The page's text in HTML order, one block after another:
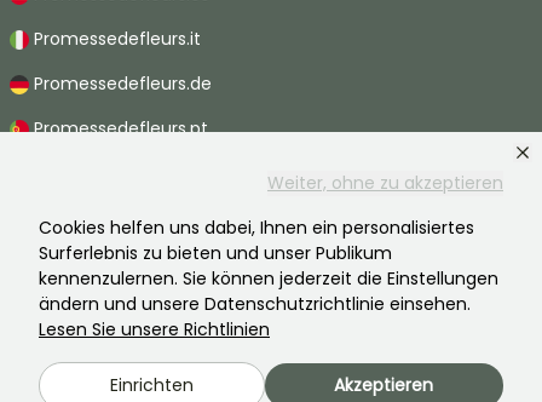
Weiter, ohne zu akzeptieren
Cookies helfen uns dabei, Ihnen ein personalisiertes
Surferlebnis zu bieten und unser Publikum
kennenzulernen. Sie können jederzeit die Einstellungen
ändern und unsere Datenschutzrichtlinie einsehen.
Lesen Sie unsere Richtlinien
Einrichten Akzeptieren
Promessedefleurs.it
Promessedefleurs.de
Promessedefleurs.pt
Promessedefleurs.be
Promessedefleurs.ch
2026 ©Promesse de fleurs - Alle Rechte vorbehalten.
Rechtliche Hinweise
-Datenschutzbestimmungen